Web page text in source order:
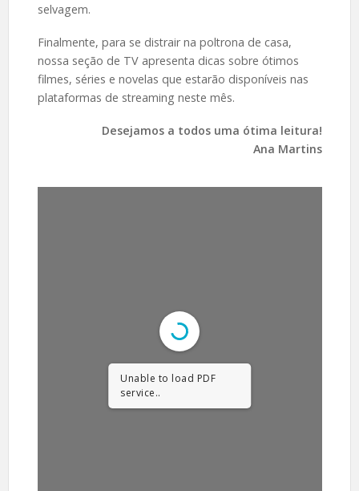
selvagem.
Finalmente, para se distrair na poltrona de casa,
nossa seção de TV apresenta dicas sobre ótimos
filmes, séries e novelas que estarão disponíveis nas
plataformas de streaming neste mês.
Desejamos a todos uma ótima leitura!
Ana Martins
Unable to load PDF
service..